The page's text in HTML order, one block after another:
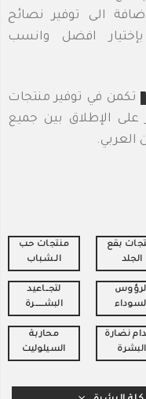
الى توفير نصائح
افضل وانسب
تكمن في توفير منتجات
الإطلاق بين جميع
العربي.
بقع
الجلد
نضارة
البشرة
منتجات حـب
الــشـباب
لتجـــاعيد
البشــــــــرة
محاربة
السيلوليت